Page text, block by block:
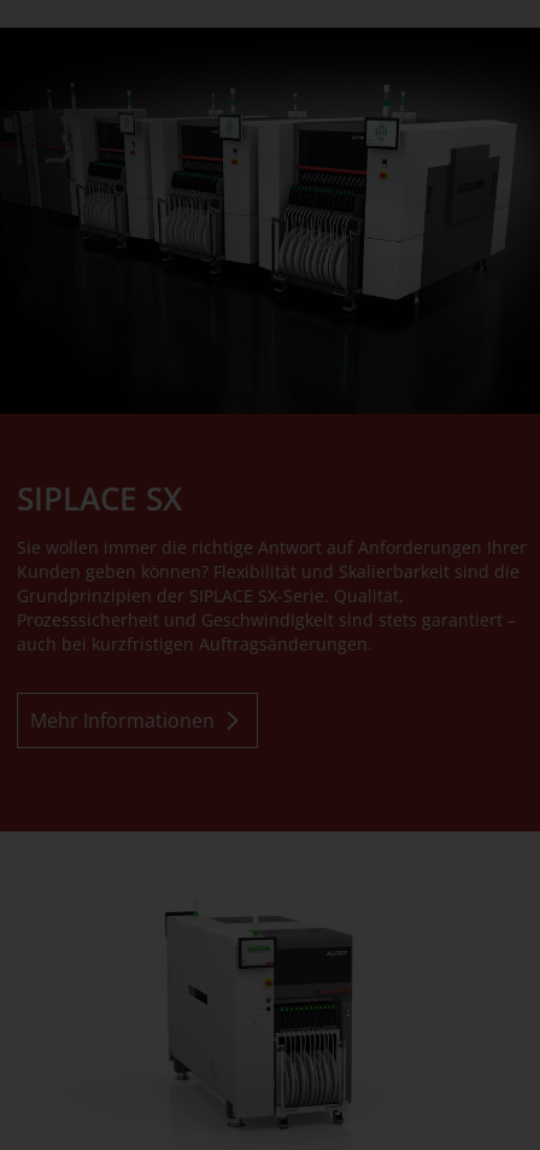
SIPLACE SX
Sie wollen immer die richtige Antwort auf Anforderungen Ihrer
Kunden geben können? Flexibilität und Skalierbarkeit sind die
Grundprinzipien der SIPLACE SX-Serie. Qualität,
Prozesssicherheit und Geschwindigkeit sind stets garantiert –
auch bei kurzfristigen Auftragsänderungen.
Mehr Informationen